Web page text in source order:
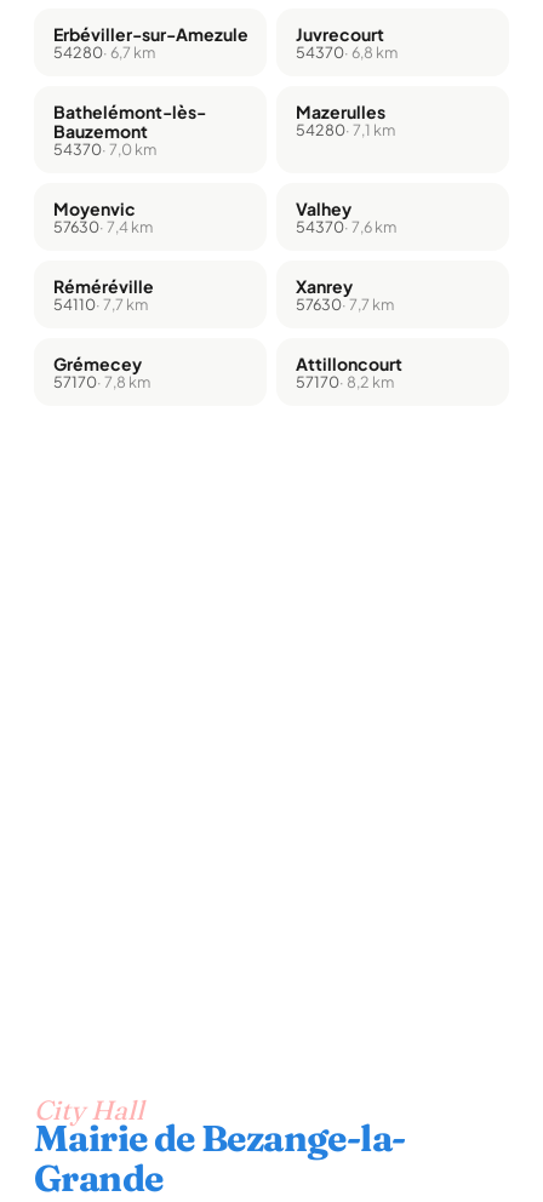
Erbéviller-sur-Amezule
54280· 6,7 km
Juvrecourt
54370· 6,8 km
Bathelémont-lès-
Bauzemont
54370· 7,0 km
Mazerulles
54280· 7,1 km
Moyenvic
57630· 7,4 km
Valhey
54370· 7,6 km
Réméréville
54110· 7,7 km
Xanrey
57630· 7,7 km
Grémecey
57170· 7,8 km
Attilloncourt
57170· 8,2 km
City Hall
Mairie de Bezange-la-
Grande